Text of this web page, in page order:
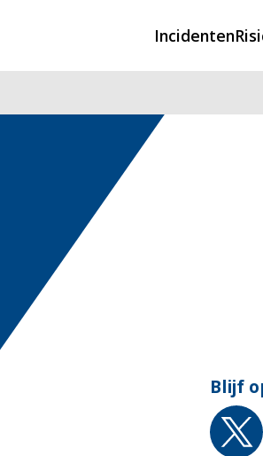
Incidenten
Hulpdiensten nodig?
CIN-meldingen
Blijf